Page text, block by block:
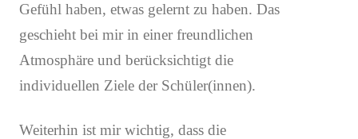
Gefühl haben, etwas gelernt zu haben. Das
geschieht bei mir in einer freundlichen
Atmosphäre und berücksichtigt die
individuellen Ziele der Schüler(innen).
Weiterhin ist mir wichtig, dass die